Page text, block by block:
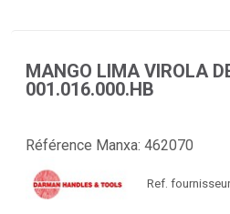
MANGO LIMA VIROLA
001.016.000.HB
Référence Manxa: 462070
Ref.